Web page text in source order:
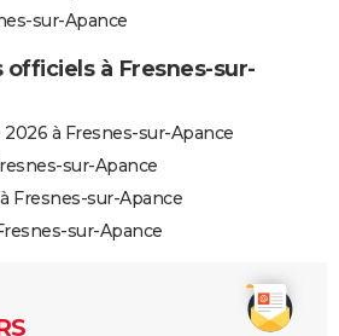
sur-Apance
à Fresnes-sur-
à Fresnes-sur-Apance
sur-Apance
Fresnes-sur-Apance
sur-Apance